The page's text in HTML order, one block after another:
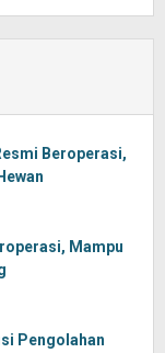
Beroperasi,
Mampu
Pengolahan